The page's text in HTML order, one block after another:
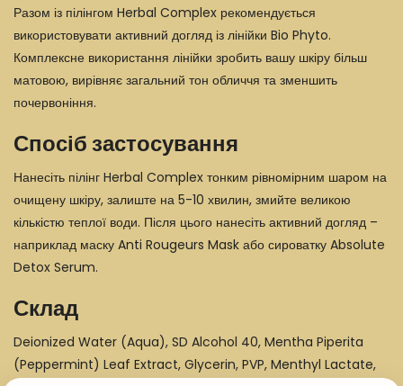
Разом із пілінгом Herbal Complex рекомендується
використовувати активний догляд із лінійки Bio Phyto.
Комплексне використання лінійки зробить вашу шкіру більш
матовою, вирівняє загальний тон обличчя та зменшить
почервоніння.
Спосіб застосування
Нанесіть пілінг Herbal Complex тонким рівномірним шаром на
очищену шкіру, залиште на 5-10 хвилин, змийте великою
кількістю теплої води. Після цього нанесіть активний догляд –
наприклад маску Anti Rougeurs Mask або сироватку Absolute
Detox Serum.
Склад
Deionized Water (Aqua), SD Alcohol 40, Mentha Piperita
(Peppermint) Leaf Extract, Glycerin, PVP, Menthyl Lactate,